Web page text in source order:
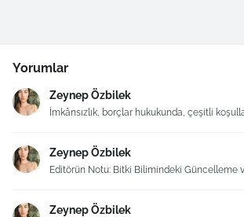
Yorumlar
Zeynep Özbilek
İmkânsızlık, borçlar hukukunda, çeşitli
Zeynep Özbilek
Editörün Notu: Bitki Bilimindeki Güncelleme
Zeynep Özbilek